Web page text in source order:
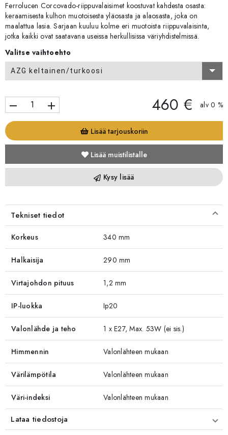
Ferrolucen Corcovado-riippuvalaisimet koostuvat kahdesta osasta:
keraamisesta kulhon muotoisesta yläosasta ja alaosasta, joka on
maalattua lasia. Sarjaan kuuluu kolme eri muotoista riippuvalaisinta,
jotka kaikki ovat saatavana useissa herkullisissa väriyhdistelmissä.
Valitse vaihtoehto
AZG keltainen/turkoosi
remove add 460 € alv 0 %
Lisää tarjouskoriin
Lisää muistilistalle
Kysy lisää
Tekniset tiedot
Korkeus 340 mm
Halkaisija 290 mm
Virtajohdon pituus 1,2 mm
IP-luokka Ip20
Valonlähde ja teho 1 x E27, Max. 53W (ei sis.)
Himmennin Valonlähteen mukaan
Värilämpötila Valonlähteen mukaan
Väri-indeksi Valonlähteen mukaan
Lataa tiedostoja